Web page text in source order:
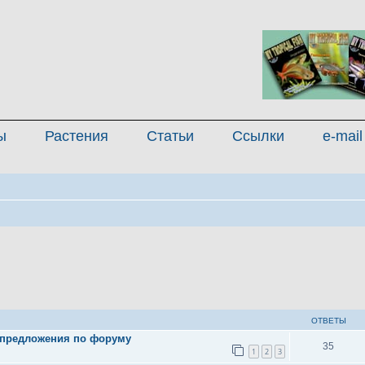
Растения Статьи Ссылки e-mail
ОТВЕТЫ
по форуму
1 2 3
35